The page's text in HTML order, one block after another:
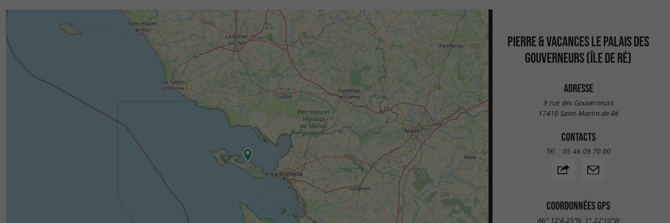
PIERRE & VACANCES LE PALAIS DES
GOUVERNEURS (ÎLE DE RÉ)
ADRESSE
9 rue des Gouverneurs
17410 Saint-Martin-de-Ré
CONTACTS
Tél. : 05 46 09 70 00
COORDONNÉES GPS
46° 12'4.25"N, 1° 22'10"W